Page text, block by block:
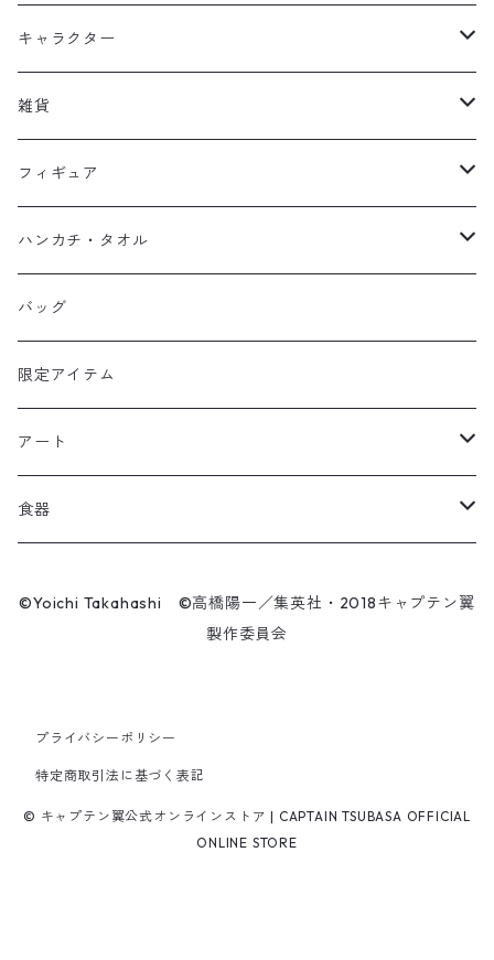
キッズ
フーディー
スウェット
大人
フーディー
スウェット
マスク
ビーニー / キャップ
シューズ / サンダル
キャラクター
大空翼
岬太郎
若林源三
日向小次郎
カール・ハインツ・シュナイダー
肖俊光
飛翔
ファーラン・コンサワット
サークーン・コンサワット
雑貨
クッション
マグネット
缶バッジ
カーシェード
フォームローラー
こけし
マスク
フィギュア
HKDSTOY
UDF
POP UP PARADE
ハンカチ・タオル
手ぬぐい
タオル
バッグ
限定アイテム
アート
エアーアクリル
食器
©Yoichi Takahashi ©高橋陽一／集英社・2018キャプテン翼
製作委員会
プライバシーポリシー
特定商取引法に基づく表記
© キャプテン翼公式オンラインストア | CAPTAIN TSUBASA OFFICIAL
ONLINE STORE